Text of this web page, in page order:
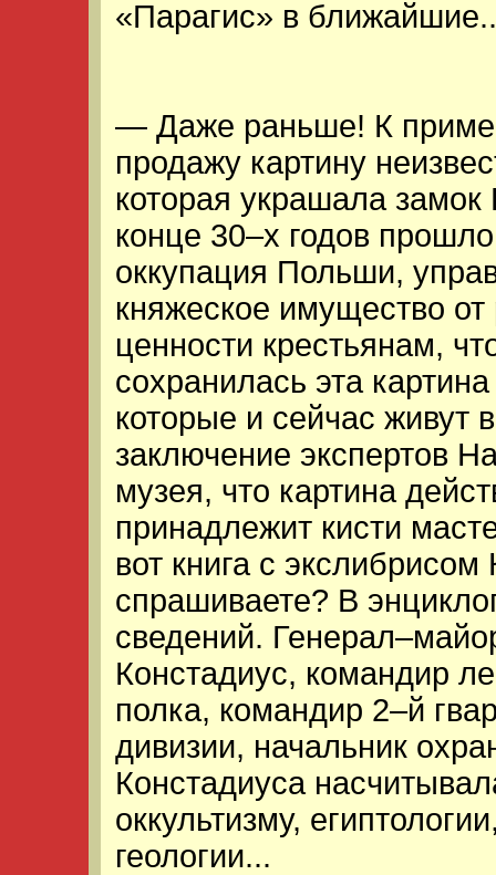
«Парагис» в
— Даже раньше! К
продажу картину
которая украшала
конце 30–х годов
оккупация Польши,
княжеское имущество от
ценности крестьянам,
сохранилась эта
которые и сейчас живут
заключение экспертов
музея, что картина
принадлежит кисти
вот книга с
спрашиваете? В
сведений.
Констадиус, командир
полка, командир 2–й
дивизии, начальник
Констадиуса
оккультизму,
геологии...